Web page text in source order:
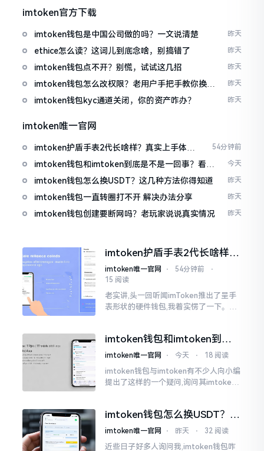
imtoken官方下载
imtoken钱包是中国公司做的吗？一文说清楚 昨天
ethice怎么读？这词儿到底念啥，别搞错了 昨天
imtoken钱包点不开？别慌，试试这几招 昨天
imtoken钱包怎么改权限？老用户手把手教你换主
人
昨天
imtoken钱包kyc通道关闭，你的资产咋办？ 昨天
imtoken唯一官网
imtoken护盾手表2代长啥样？真实上手体验
分享
54分钟前
imtoken钱包和imtoken到底是不是一回事？看完
就懂了
今天
imtoken钱包怎么换USDT？这几种方法你得知道 昨天
imtoken钱包一直转圈打不开 解决办法分享 昨天
imtoken钱包创建要断网吗？老玩家说说真实情况 昨天
imtoken护盾手表2代长啥样？
真实上手体验分享
imtoken唯一官网 ⋅ 54分钟前
⋅
15 阅读
老实讲,头一回听闻imToken推出了呈手
表形状的硬件钱包,我着实愣了一下。在c
imtoken钱包和imtoken到底
是不是一回事？看完就懂了
imtoken唯一官网 ⋅ 今天 ⋅ 18 阅读
imtoken钱包与imtoken有不少人向小编
提出了这样的一个疑问,询问其imtoken
同一个物品
imtoken钱包怎么换USDT？这
几种方法你得知道
imtoken唯一官网 ⋅ 昨天 ⋅ 32 阅读
近些日子好多人询问我,imtoken钱包咋